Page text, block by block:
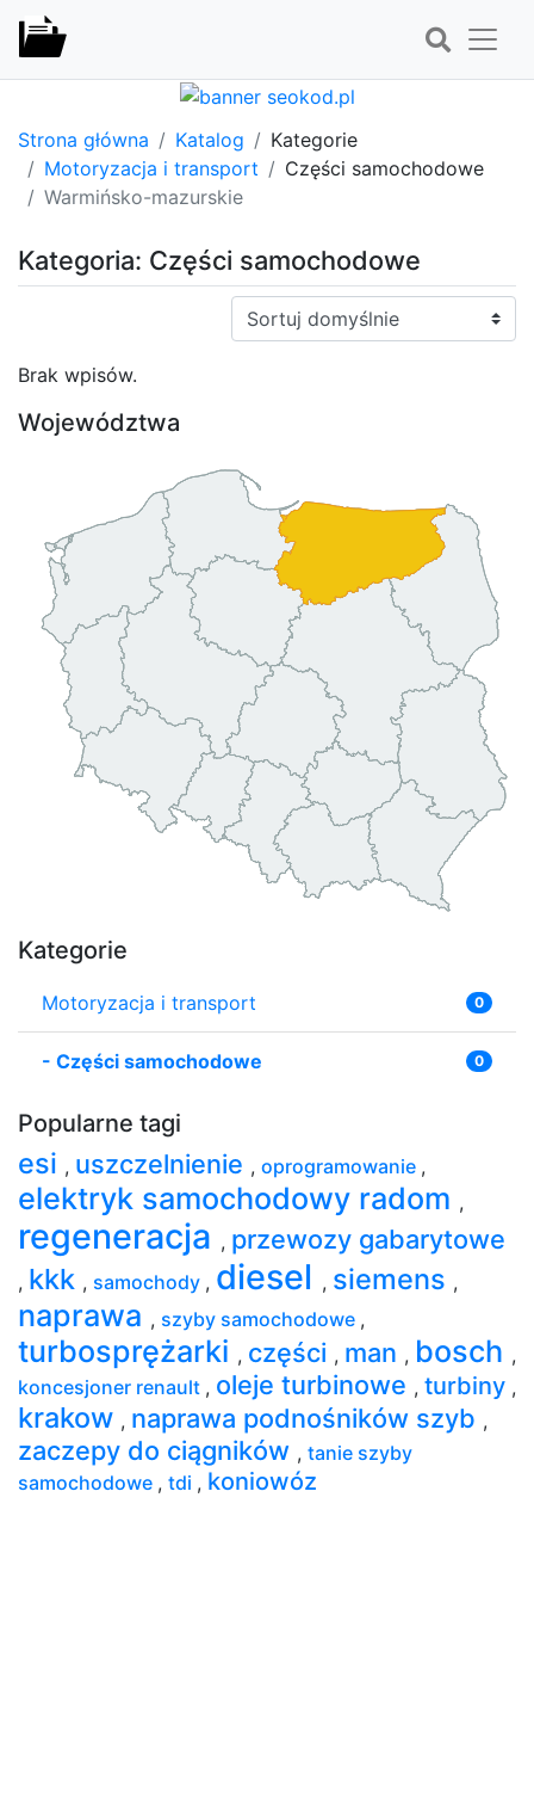
Strona główna Katalog
Kategorie
Motoryzacja i transport
Części samochodowe
Warmińsko-mazurskie
Kategoria: Części samochodowe
Sortuj:
Brak wpisów.
Województwa
Kategorie
Motoryzacja i transport 0
- Części samochodowe 0
Popularne tagi
esi , uszczelnienie , oprogramowanie ,
elektryk samochodowy radom ,
regeneracja , przewozy gabarytowe
, kkk , samochody , diesel , siemens ,
naprawa , szyby samochodowe ,
turbosprężarki , części , man , bosch ,
koncesjoner renault , oleje turbinowe , turbiny ,
krakow , naprawa podnośników szyb ,
zaczepy do ciągników , tanie szyby
samochodowe , tdi , koniowóz